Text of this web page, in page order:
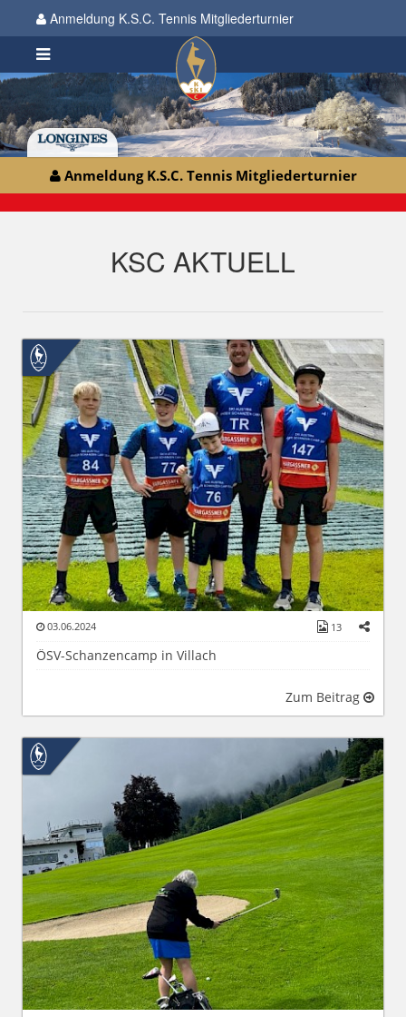
Anmeldung K.S.C. Tennis Mitgliederturnier
Anmeldung K.S.C. Tennis Mitgliederturnier
KSC AKTUELL
03.06.2024 13
ÖSV-Schanzencamp in Villach
Zum Beitrag